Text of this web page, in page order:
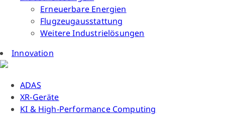
Erneuerbare Energien
Flugzeugausstattung
Weitere Industrielösungen
Innovation
ADAS
XR-Geräte
KI & High-Performance Computing